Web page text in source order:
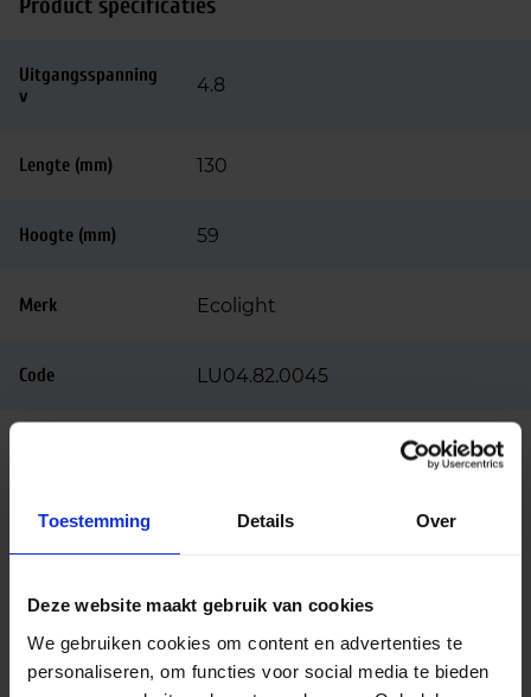
Toestemming Details Over
Deze website maakt gebruik van cookies
We gebruiken cookies om content en advertenties te
personaliseren, om functies voor social media te bieden
Uitgangsspanning
v
4.8
Lengte (mm) 130
Hoogte (mm) 59
Merk Ecolight
Code LU04.82.0045
Heb je advies nodig of ben je op zoek naar
een alternatieve oplossing? Onze lichtexperts
helpen je graag met professioneellichtadvies